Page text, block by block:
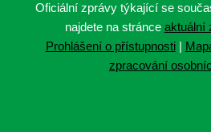
Oficiální zprávy týkající se
najdete na stránce aktuální
Prohlášení o přístupnosti|
zpracování